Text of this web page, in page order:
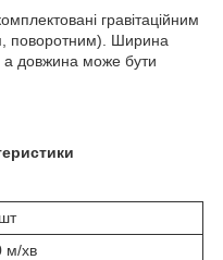
гравітаційним
поворотним). Ширина
а довжина може бути
м/хв